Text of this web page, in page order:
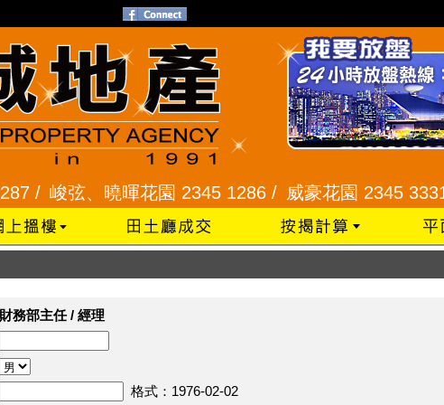
/峻弦、曉暉花園 2345 1286 /威豪花園 2345 3331 /
財務部主任 / 經理
格式：1976-02-02